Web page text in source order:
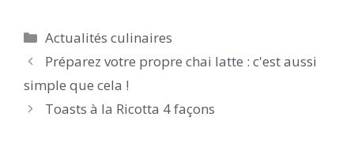
Catégories
Actualités culinaires
Préparez votre propre chai latte : c'est aussi
simple que cela !
Toasts à la Ricotta 4 façons